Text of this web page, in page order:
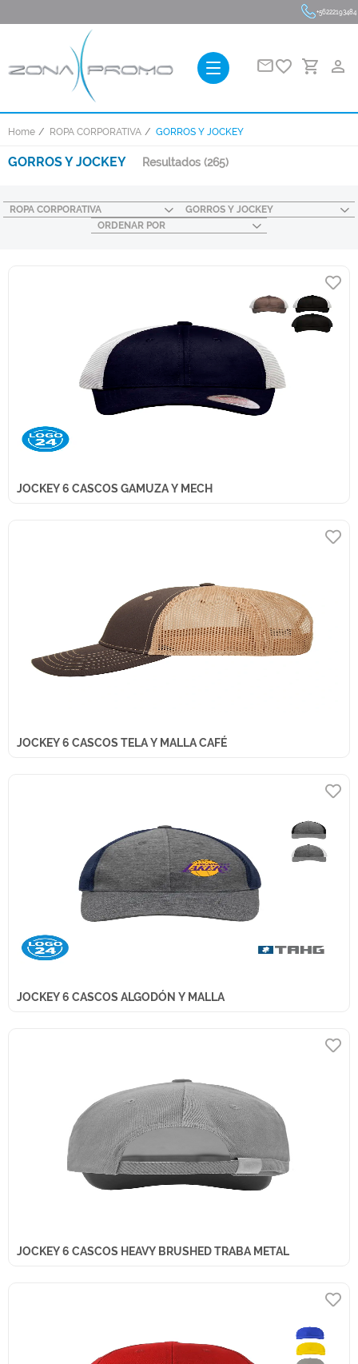
+56222193484
favorite_border person_outline
Home ROPA CORPORATIVA GORROS Y JOCKEY
GORROS Y JOCKEY Resultados (265)
ROPA CORPORATIVA
GORROS Y JOCKEY
ORDENAR POR
JOCKEY 6 CASCOS GAMUZA Y MECH
JOCKEY 6 CASCOS TELA Y MALLA CAFÉ
JOCKEY 6 CASCOS ALGODÓN Y MALLA
JOCKEY 6 CASCOS HEAVY BRUSHED TRABA METAL